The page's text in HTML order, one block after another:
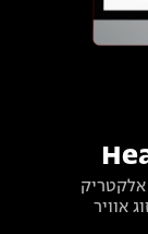
אוויר